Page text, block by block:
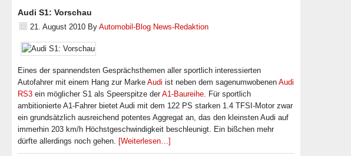
Audi S1: Vorschau
21. August 2010 By Automobil-Blog News-Redaktion
Eines der spannendsten Gesprächsthemen aller sportlich interessierten
Autofahrer mit einem Hang zur Marke Audi ist neben dem sagenumwobenen Audi
RS3 ein möglicher S1 als Speerspitze der A1-Baureihe. Für sportlich
ambitionierte A1-Fahrer bietet Audi mit dem 122 PS starken 1.4 TFSI-Motor zwar
ein grundsätzlich ausreichend potentes Aggregat an, das den kleinsten Audi auf
immerhin 203 km/h Höchstgeschwindigkeit beschleunigt. Ein bißchen mehr
dürfte allerdings noch gehen. [Weiterlesen…]